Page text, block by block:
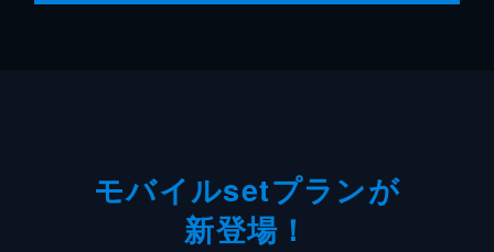
モバイルsetプランが
新登場！